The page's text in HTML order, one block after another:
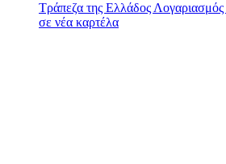
Τράπεζα της Ελλάδος
σε νέα καρτέλα